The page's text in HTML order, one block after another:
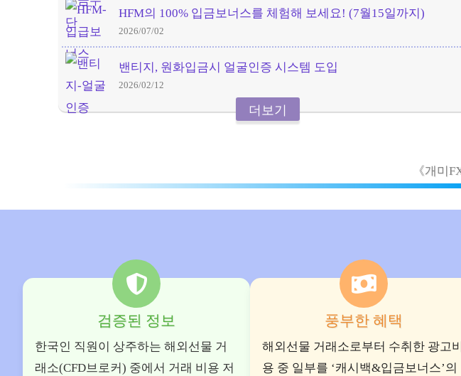
HFM의 100% 입금보너스를 체험해 보세요! (7월15일까지)
2026/07/02
밴티지, 원화입금시 얼굴인증 시스템 도입
2026/02/12
더보기
《개미
검증된 정보
한국인 직원이 상주하는 해외선물 거
래소(CFD브로커) 중에서 거래 비용 저
풍부한 혜택
해외선물 거래소로부터 수취한 광고비
용 중 일부를 ‘캐시백&입금보너스’의